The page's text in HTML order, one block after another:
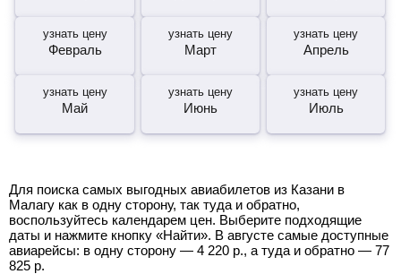
узнать цену
Февраль
узнать цену
Март
узнать цену
Апрель
узнать цену
Май
узнать цену
Июнь
узнать цену
Июль
Для поиска самых выгодных авиабилетов из Казани в
Малагу как в одну сторону, так туда и обратно,
воспользуйтесь календарем цен. Выберите подходящие
даты и нажмите кнопку «Найти». В августе самые доступные
авиарейсы: в одну сторону — 4 220 р., а туда и обратно — 77
825 р.